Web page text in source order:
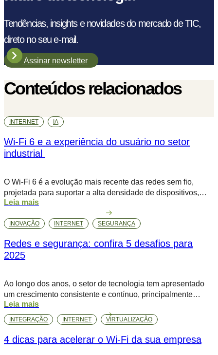
Tendências, insights e novidades do mercado de TIC,
direto no seu e-mail.
Assinar newsletter
Conteúdos relacionados
INTERNET IA
Wi-Fi 6 e a experiência do usuário no setor
industrial
O Wi-Fi 6 é a evolução mais recente das redes sem fio,
projetada para suportar a alta densidade de dispositivos,
aplicações críticas e automação que moldam o futuro das
operações corporativas e industriais. O dilema de uma
infraestrutura de rede que não acompanha mais as
instabilidade e […]
Leia mais
INOVAÇÃO INTERNET SEGURANÇA
Redes e segurança: confira 5 desafios para
2025
Ao longo dos anos, o setor de tecnologia tem apresentado
um crescimento consistente e contínuo, principalmente
quando se trata de redes e segurança, dois principais pilares
da infraestrutura. Estudos apontam que, até 2028, 91% dos
líderes da área pretendem expandir seus investimentos em
TI, mais da metade projeta um aumento acima de 5%,
Leia mais
INTEGRAÇÃO INTERNET VIRTUALIZAÇÃO
4 dicas para acelerar o Wi-Fi da sua empresa